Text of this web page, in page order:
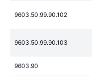
9603.50.99.90.102
9603.50.99.90.103
9603.90